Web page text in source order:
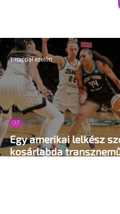
Egy amerikai lelkész
kosárlabda
OUT
1 nappal ezelőtt